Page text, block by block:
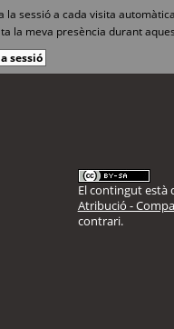
la sessió a cada visita
la meva presència durant
El contingut està
Atribució -
contrari.